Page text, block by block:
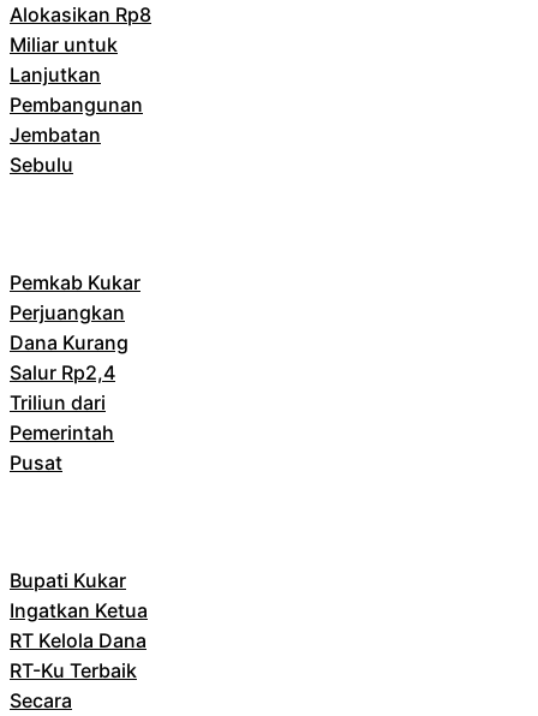
Alokasikan Rp8
Miliar untuk
Lanjutkan
Pembangunan
Jembatan
Sebulu
Pemkab Kukar
Perjuangkan
Dana Kurang
Salur Rp2,4
Triliun dari
Pemerintah
Pusat
Bupati Kukar
Ingatkan Ketua
RT Kelola Dana
RT-Ku Terbaik
Secara